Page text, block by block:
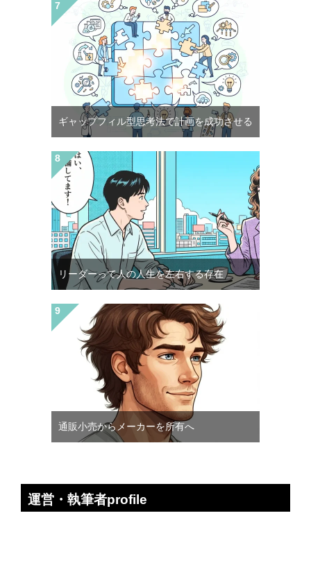
ギャップフィル型思考法で計画を成功させる
リーダーって人の人生を左右する存在
通販小売からメーカーを所有へ
運営・執筆者profile